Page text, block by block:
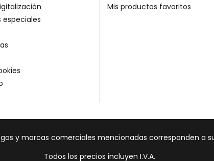
especiales
Mis productos favoritos
y marcas comerciales mencionadas corresponden a
Todos los precios incluyen I.V.A.